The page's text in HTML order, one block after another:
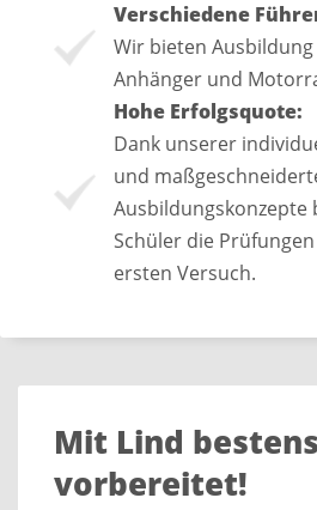
Verschiedene
Wir bieten
Anhänger und
Hohe Erfolgsquote:
Dank unserer
und
Ausbildungskonzepte
Schüler die
ersten Versuch.
Mit Lind bestens
vorbereitet!